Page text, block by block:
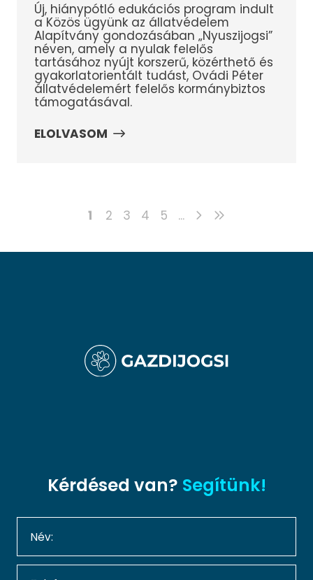
Új, hiánypótló edukációs program indult
a Közös ügyünk az állatvédelem
Alapítvány gondozásában „Nyuszijogsi”
néven, amely a nyulak felelős
tartásához nyújt korszerű, közérthető és
gyakorlatorientált tudást, Ovádi Péter
állatvédelemért felelős kormánybiztos
támogatásával.
ELOLVASOM
1 2 3 4 5 ...
Kérdésed van? Segítünk!